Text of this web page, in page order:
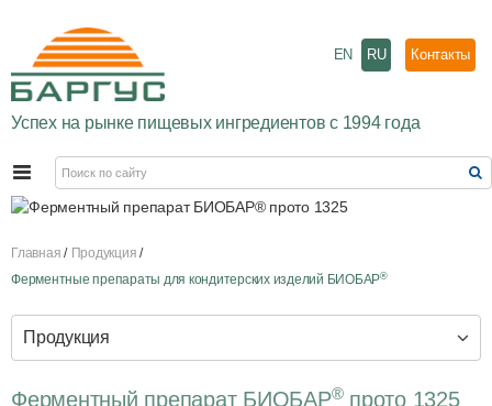
Успех на рынке пищевых ингредиентов с 1994 года
EN RU Контакты
Главная
Продукция
Ферментные препараты для кондитерских изделий БИОБАР®
Продукция
Ферментный препарат БИОБАР®прото 1325